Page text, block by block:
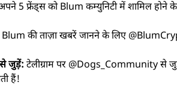
5 फ्रेंड्स को Blum कम्युनिटी में शामिल होने
Blum की ताज़ा खबरें जानने के लिए
से जुड़ें: टेलीग्राम पर @Dogs_Community से
हैं!